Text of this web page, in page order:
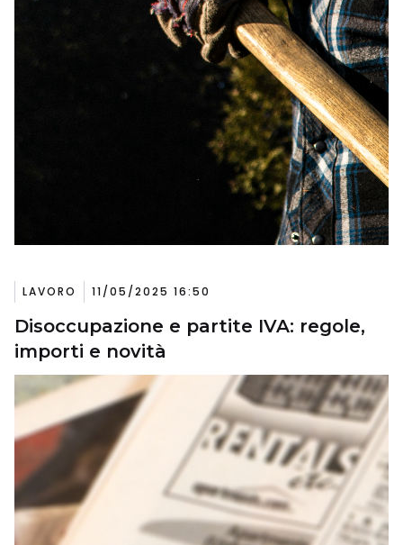
LAVORO 11/05/2025 16:50
Disoccupazione e partite IVA: regole,
importi e novità